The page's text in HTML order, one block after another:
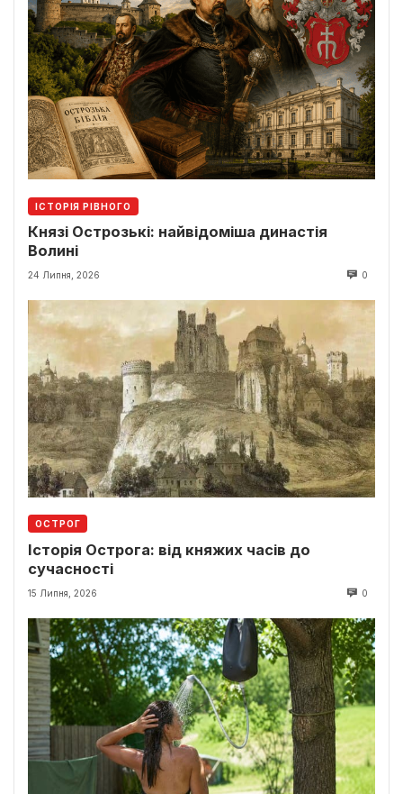
ІСТОРІЯ РІВНОГО
Князі Острозькі: найвідоміша династія
Волині
24 Липня, 2026 0
ОСТРОГ
Історія Острога: від княжих часів до
сучасності
15 Липня, 2026 0